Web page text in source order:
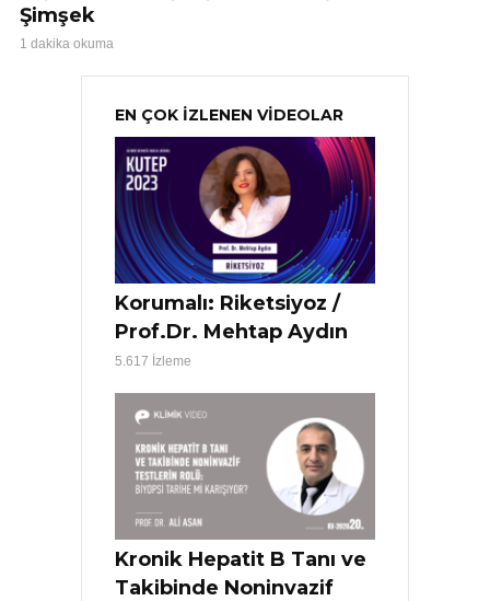
Şimşek
1 dakika okuma
EN ÇOK İZLENEN VİDEOLAR
Korumalı: Riketsiyoz /
Prof.Dr. Mehtap Aydın
5.617 İzleme
Kronik Hepatit B Tanı ve
Takibinde Noninvazif